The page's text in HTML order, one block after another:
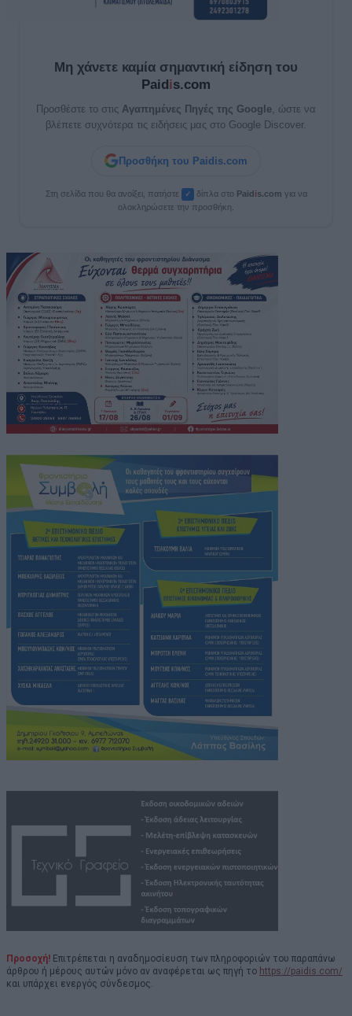
Μη χάνετε καμία σημαντική είδηση του
Paidis.com
Προσθέστε το στις Αγαπημένες Πηγές της Google , ώστε να
βλέπετε συχνότερα τις ειδήσεις μας στο Google Discover.
Προσθήκη του Paidis.com
Στη σελίδα που θα ανοίξει, πατήστε ✓ δίπλα στο Paidis.com για να
ολοκληρώσετε την προσθήκη.
Προσοχή! Επιτρέπεται η αναδημοσίευση των πληροφοριών του παραπάνω
άρθρου ή μέρους αυτών μόνο αν αναφέρεται ως πηγή το https://paidis.com/
και υπάρχει ενεργός σύνδεσμος.